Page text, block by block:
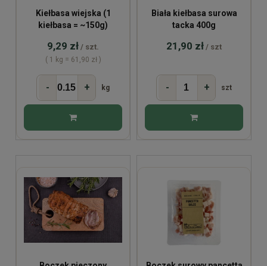
Kiełbasa wiejska (1
kiełbasa = ~150g)
9,29 zł / szt.
( 1 kg = 61,90 zł )
- + kg
Biała kiełbasa surowa
tacka 400g
21,90 zł / szt
- + szt